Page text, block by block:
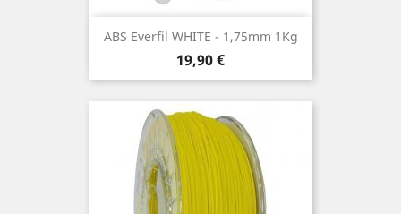
ABS Everfil WHITE - 1,75mm 1Kg
Preço
19,90 €